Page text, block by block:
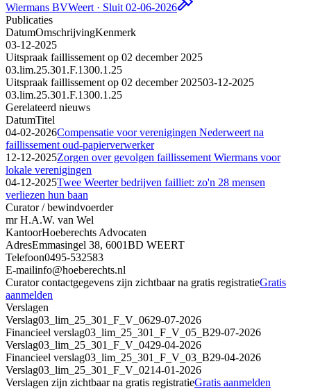
Wiermans BVWeert · Sluit 02-06-2026
Publicaties
DatumOmschrijvingKenmerk
03-12-2025
Uitspraak faillissement op 02 december 2025
03.lim.25.301.F.1300.1.25
Uitspraak faillissement op 02 december 202503-12-2025
03.lim.25.301.F.1300.1.25
Gerelateerd nieuws
DatumTitel
04-02-2026Compensatie voor verenigingen Nederweert na
faillissement oud-papierverwerker
12-12-2025Zorgen over gevolgen faillissement Wiermans voor
lokale verenigingen
04-12-2025Twee Weerter bedrijven failliet: zo'n 28 mensen
verliezen hun baan
Curator / bewindvoerder
mr H.A.W. van Wel
KantoorHoeberechts Advocaten
AdresEmmasingel 38, 6001BD WEERT
Telefoon0495-532583
E-mailinfo@hoeberechts.nl
Curator contactgegevens zijn zichtbaar na gratis registratieGratis
aanmelden
Verslagen
Verslag03_lim_25_301_F_V_0629-07-2026
Financieel verslag03_lim_25_301_F_V_05_B29-07-2026
Verslag03_lim_25_301_F_V_0429-04-2026
Financieel verslag03_lim_25_301_F_V_03_B29-04-2026
Verslag03_lim_25_301_F_V_0214-01-2026
Verslagen zijn zichtbaar na gratis registratieGratis aanmelden